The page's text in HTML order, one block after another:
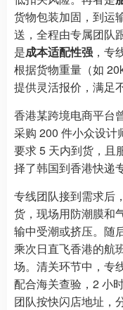
货物包装加固，到运
送，全程由专属团队
是成本适配性强 ，专
根据货物重量（如
提供灵活报价，满足
香港某跨境电商平台
采购 200 件小众设计
要求 5 天内到货，且
择了韩国到香港快递
专线团队接到需求后
货，现场用防潮膜和
输中受潮或挤压。随
乘次日直飞香港的航
场。清关环节中，专
配合海关查验，2 小
团队按快闪店地址，